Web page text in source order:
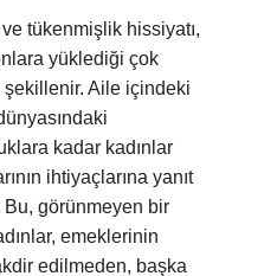
tükenmişlik hissiyatı,
yüklediği çok
şekillenir. Aile içindeki
kadar kadınlar
ihtiyaçlarına yanıt
Bu, görünmeyen bir
emeklerinin
edilmeden, başka